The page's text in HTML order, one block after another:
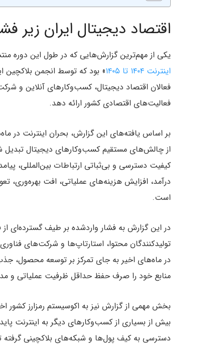
اقتصاد دیجیتال ایران زیر
یکی از مهم‌ترین گزارش‌هایی که در طول این دوره
اینترنت ۱۴۰۴ تا ۱۴۰۵
» بود که توسط انجمن بلاکچین
فعالان اقتصاد دیجیتال، کسب‌وکارهای آنلاین و
فعالیت‌های اقتصادی کشور ارائه دهد.
بر اساس یافته‌های این گزارش، بحران اینترنت در
از چالش‌های مستقیم کسب‌وکارهای دیجیتال
کیفیت دسترسی و بی‌ثباتی ارتباطات بین‌المللی،
درآمد، افزایش هزینه‌های عملیاتی، افت بهره‌وری،
است.
در این گزارش به فشار واردشده بر طیف گسترده‌ای از
تولیدکنندگان محتوا، استارتاپ‌ها و شرکت‌های
در ماه‌های اخیر به جای تمرکز بر توسعه محصول،
منابع خود را صرف حفظ حداقل ظرفیت عملیاتی و
بخش مهمی از گزارش نیز به اکوسیستم رمزارز کشور
بیش از بسیاری از کسب‌وکارهای دیگر به اینترنت
دسترسی به کیف پول‌ها و شبکه‌های بلاکچینی گرفته